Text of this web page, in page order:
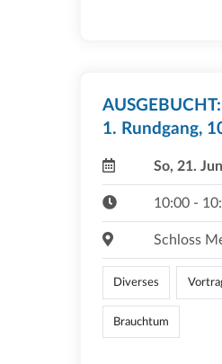
1. Rundgang,
So, 21.
10:00 -
Schloss
Diverses
Brauchtum